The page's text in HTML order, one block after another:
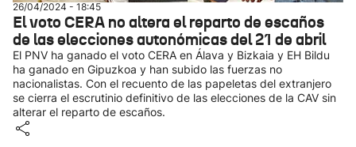
26/04/2024 - 18:45
El voto CERA no altera el reparto de escaños
de las elecciones autonómicas del 21 de abril
El PNV ha ganado el voto CERA en Álava y Bizkaia y EH Bildu
ha ganado en Gipuzkoa y han subido las fuerzas no
nacionalistas. Con el recuento de las papeletas del extranjero
se cierra el escrutinio definitivo de las elecciones de la CAV sin
alterar el reparto de escaños.